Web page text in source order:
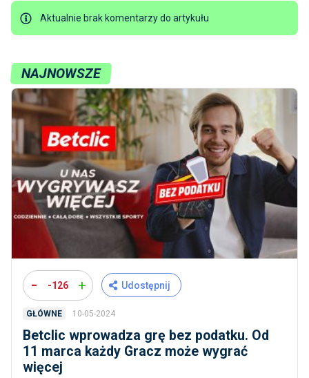
Aktualnie brak komentarzy do artykułu
NAJNOWSZE
- -126 + Udostępnij
GŁÓWNE 10-05-2024
Betclic wprowadza grę bez podatku. Od
11 marca każdy Gracz może wygrać
więcej